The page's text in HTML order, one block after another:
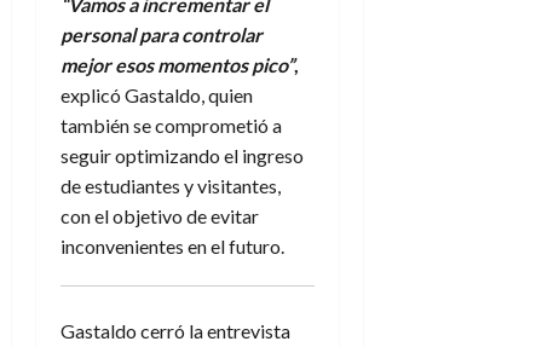
personal para controlar
mejor esos momentos pico”,
explicó Gastaldo, quien
también se comprometió a
seguir optimizando el ingreso
de estudiantes y visitantes,
con el objetivo de evitar
inconvenientes en el futuro.
Gastaldo cerró la entrevista